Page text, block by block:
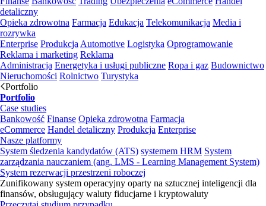
detaliczny
Opieka zdrowotna Farmacja Edukacja Telekomunikacja Media i
rozrywka
Enterprise Produkcja Automotive Logistyka Oprogramowanie
Reklama i marketing Reklama
Administracja Energetyka i usługi publiczne Ropa i gaz Budownictwo
Nieruchomości Rolnictwo Turystyka
Portfolio
Portfolio
Case studies
Bankowość Finanse Opieka zdrowotna Farmacja
eCommerce Handel detaliczny Produkcja Enterprise
Nasze platformy
System śledzenia kandydatów (ATS) systemem HRM System
zarządzania nauczaniem (ang. LMS - Learning Management System)
System rezerwacji przestrzeni roboczej
Zunifikowany system operacyjny oparty na sztucznej inteligencji dla
finansów, obsługujący waluty fiducjarne i kryptowaluty